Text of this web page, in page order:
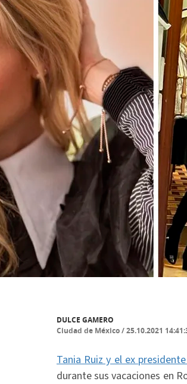
DULCE GAMERO
Ciudad de México/25.10.2021
Tania Ruiz y el ex
durante sus vacaciones en